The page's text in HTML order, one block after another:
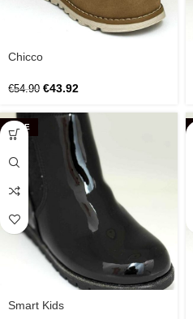
Chicco
€54.90 €43.92
SALE
Smart Kids